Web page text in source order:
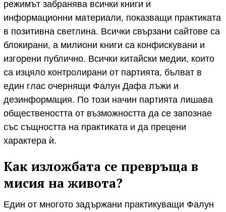
режимът забранява всички книги и
информационни материали, показващи практиката
в позитивна светлина. Всички свързани сайтове са
блокирани, а милиони книги са конфискувани и
изгорени публично. Всички китайски медии, които
са изцяло контролирани от партията, бълват в
един глас очернящи Фалун Дафа лъжи и
дезинформация. По този начин партията лишава
обществеността от възможността да се запознае
със същността на практиката и да прецени
характера ѝ.
Как изложбата се превръща в
мисия на живота?
Един от многото задържани практикуващи Фалун